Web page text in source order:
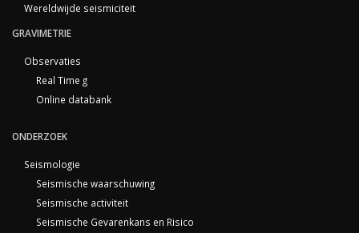
Wereldwijde seismiciteit
GRAVIMETRIE
Observaties
Real Time g
Online databank
ONDERZOEK
Seismologie
Seismische waarschuwing
Seismische activiteit
Seismische Gevarenkans en Risico